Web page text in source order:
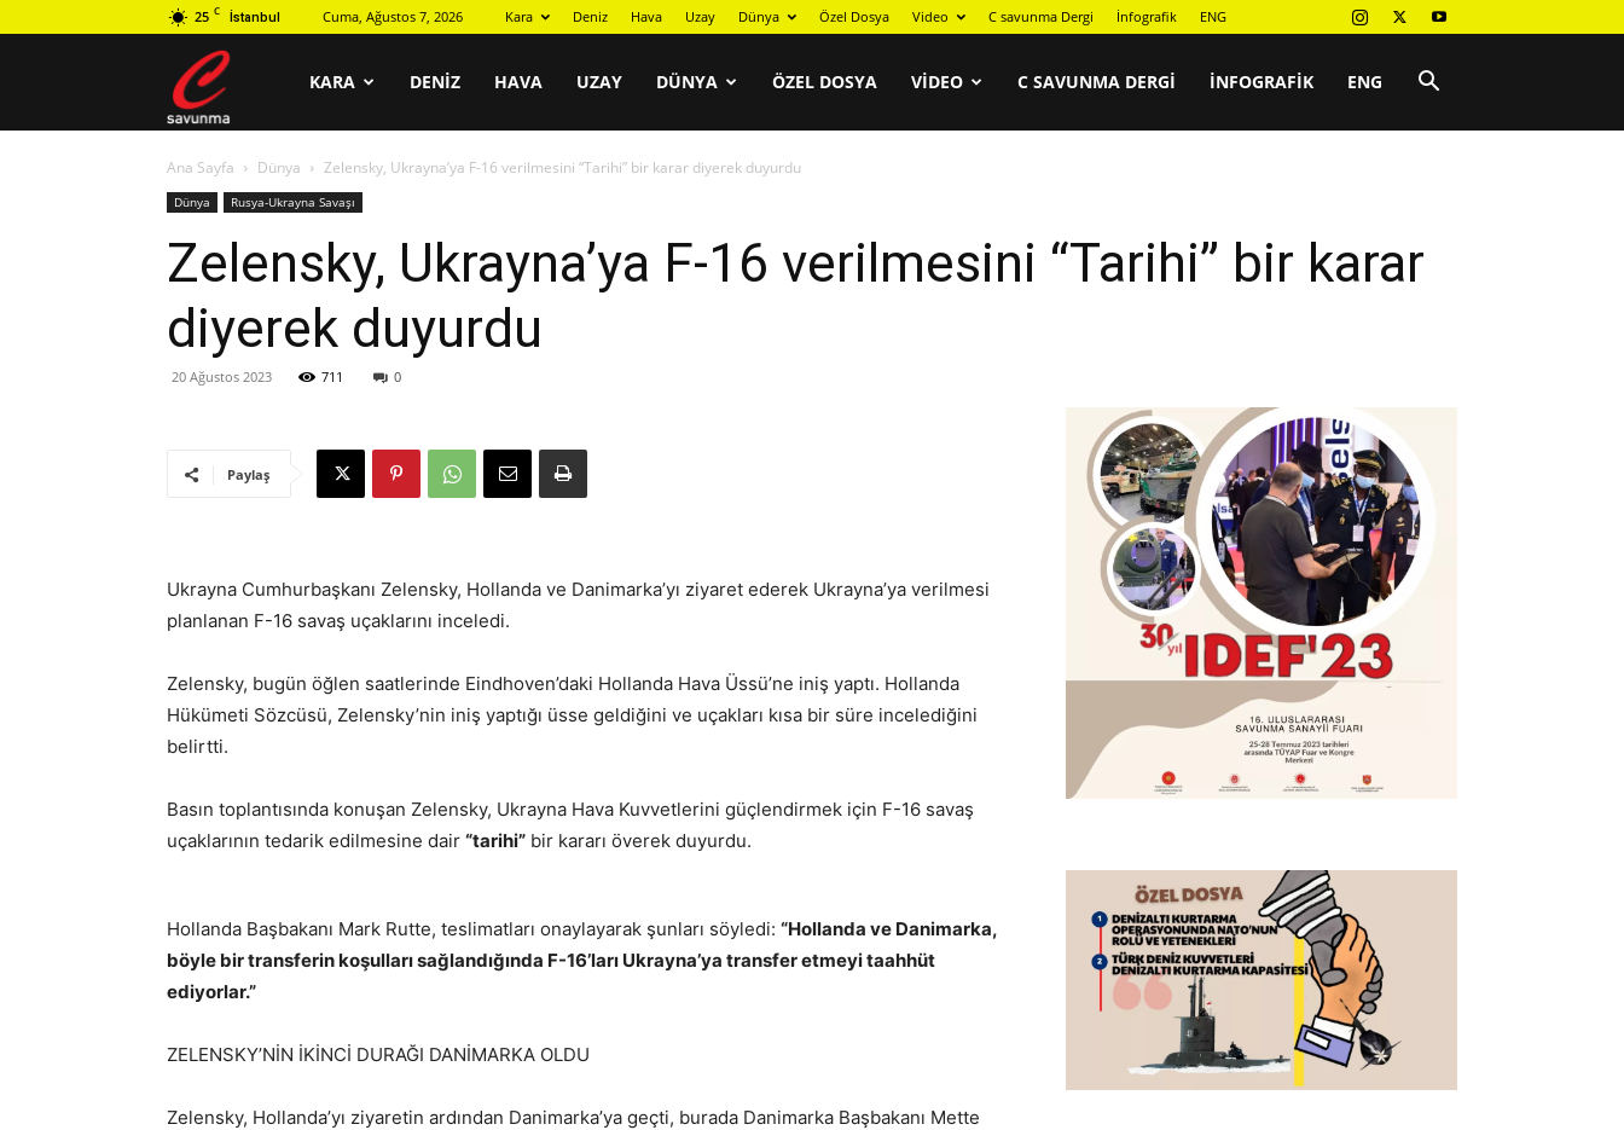
25 C İstanbul Cuma, Ağustos 7, 2026 Kara Deniz Hava Uzay Dünya Özel Dosya Video C savunma Dergi İnfografik ENG
savunma
KARA DENIZ HAVA UZAY DÜNYA ÖZEL DOSYA VIDEO C SAVUNMA DERGI İNFOGRAFIK ENG
Ana Sayfa Dünya Zelensky, Ukrayna’ya F-16 verilmesini “Tarihi” bir karar diyerek duyurdu
Dünya Rusya-Ukrayna Savaşı
Zelensky, Ukrayna’ya F-16 verilmesini “Tarihi” bir karar
diyerek duyurdu
20 Ağustos 2023 711 0
Paylaş
Ukrayna Cumhurbaşkanı Zelensky, Hollanda ve Danimarka’yı ziyaret ederek Ukrayna’ya verilmesi
planlanan F-16 savaş uçaklarını inceledi.
Zelensky, bugün öğlen saatlerinde Eindhoven’daki Hollanda Hava Üssü’ne iniş yaptı. Hollanda
Hükümeti Sözcüsü, Zelensky’nin iniş yaptığı üsse geldiğini ve uçakları kısa bir süre incelediğini
belirtti.
Basın toplantısında konuşan Zelensky, Ukrayna Hava Kuvvetlerini güçlendirmek için F-16 savaş
uçaklarının tedarik edilmesine dair “tarihi” bir kararı överek duyurdu.
Hollanda Başbakanı Mark Rutte, teslimatları onaylayarak şunları söyledi: “Hollanda ve Danimarka,
böyle bir transferin koşulları sağlandığında F-16’ları Ukrayna’ya transfer etmeyi taahhüt
ediyorlar.”
ZELENSKY’NİN İKİNCİ DURAĞI DANİMARKA OLDU
Zelensky, Hollanda’yı ziyaretin ardından Danimarka’ya geçti, burada Danimarka Başbakanı Mette